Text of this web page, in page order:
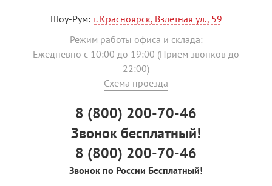
Шоу-Рум: г. Красноярск, Взлётная ул., 59
Режим работы офиса и склада:
Ежедневно с 10:00 до 19:00 (Прием звонков до
22:00)
Схема проезда
8 (800) 200-70-46
Звонок бесплатный!
8 (800) 200-70-46
Звонок по России Бесплатный!